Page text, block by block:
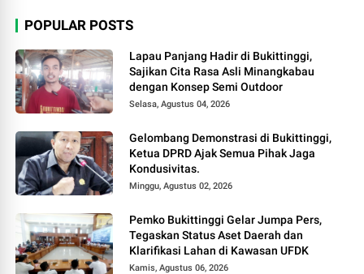
POPULAR POSTS
Lapau Panjang Hadir di Bukittinggi,
Sajikan Cita Rasa Asli Minangkabau
dengan Konsep Semi Outdoor
Selasa, Agustus 04, 2026
Gelombang Demonstrasi di Bukittinggi,
Ketua DPRD Ajak Semua Pihak Jaga
Kondusivitas.
Minggu, Agustus 02, 2026
Pemko Bukittinggi Gelar Jumpa Pers,
Tegaskan Status Aset Daerah dan
Klarifikasi Lahan di Kawasan UFDK
Kamis, Agustus 06, 2026